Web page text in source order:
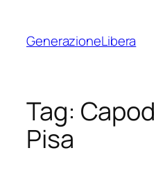
contenuto
GenerazioneLibera
Tag:
Pisa